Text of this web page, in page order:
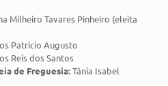
Milheiro Tavares Pinheiro (eleita
Patrício Augusto
Reis dos Santos
de Freguesia:Tânia Isabel